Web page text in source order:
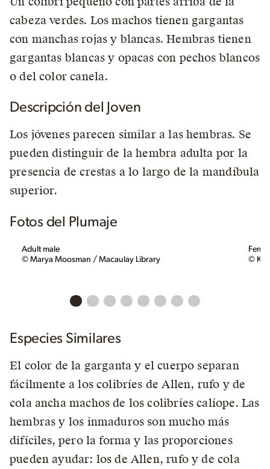
cabeza verdes. Los machos tienen gargantas
con manchas rojas y blancas. Hembras tienen
gargantas blancas y opacas con pechos blancos
o del color canela.
Descripción del Joven
Los jóvenes parecen similar a las hembras. Se
pueden distinguir de la hembra adulta por la
presencia de crestas a lo largo de la mandíbula
superior.
Fotos del Plumaje
Adult male
© Marya Moosman / Macaulay Library
©
Especies Similares
El color de la garganta y el cuerpo separan
fácilmente a los colibríes de Allen, rufo y de
cola ancha machos de los colibríes calíope. Las
hembras y los inmaduros son mucho más
difíciles, pero la forma y las proporciones
pueden ayudar: los de Allen, rufo y de cola